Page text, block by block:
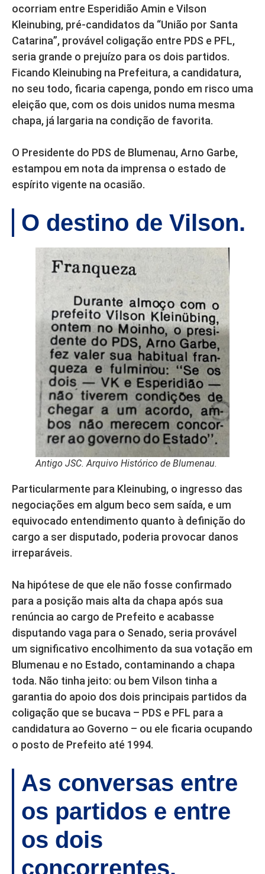
ocorriam entre Esperidião Amin e Vilson
Kleinubing, pré-candidatos da “União por Santa
Catarina”, provável coligação entre PDS e PFL,
seria grande o prejuízo para os dois partidos.
Ficando Kleinubing na Prefeitura, a candidatura,
no seu todo, ficaria capenga, pondo em risco uma
eleição que, com os dois unidos numa mesma
chapa, já largaria na condição de favorita.
O Presidente do PDS de Blumenau, Arno Garbe,
estampou em nota da imprensa o estado de
espírito vigente na ocasião.
O destino de Vilson.
Antigo JSC. Arquivo Histórico de Blumenau.
Particularmente para Kleinubing, o ingresso das
negociações em algum beco sem saída, e um
equivocado entendimento quanto à definição do
cargo a ser disputado, poderia provocar danos
irreparáveis.
Na hipótese de que ele não fosse confirmado
para a posição mais alta da chapa após sua
renúncia ao cargo de Prefeito e acabasse
disputando vaga para o Senado, seria provável
um significativo encolhimento da sua votação em
Blumenau e no Estado, contaminando a chapa
toda. Não tinha jeito: ou bem Vilson tinha a
garantia do apoio dos dois principais partidos da
coligação que se bucava – PDS e PFL para a
candidatura ao Governo – ou ele ficaria ocupando
o posto de Prefeito até 1994.
As conversas entre
os partidos e entre
os dois
concorrentes.